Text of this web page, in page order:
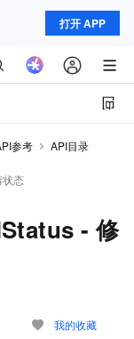
打开 APP
参考
API目录
态
- 修
我的收藏